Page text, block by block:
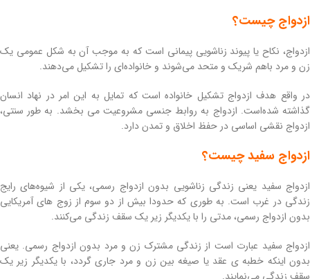
ازدواج چیست؟
ازدواج، نکاح یا پیوند زناشویی پیمانی است که به‌ موجب آن به شکل عمومی یک
زن و مرد باهم شریک و متحد می‌شوند و خانواده‌ای را تشکیل می‌دهند.
در واقع هدف ازدواج تشکیل خانواده است که تمایل به این امر در نهاد انسان
گذاشته شده‌است. ازدواج به روابط جنسی مشروعیت می بخشد. به طور سنتی،
ازدواج نقشی اساسی در حفظ اخلاق و تمدن دارد.
ازدواج سفید چیست؟
ازدواج سفید یعنی زندگی زناشویی بدون ازدواج رسمی، یکی از شیوه‌های رایج
زندگی در غرب است. به طوری که حدودا بیش از دو سوم از زوج های آمریکایی
بدون ازدواج رسمی، مدتی را با یکدیگر زیر یک سقف زندگی می‌کنند.
ازدواج سفید عبارت است از زندگی مشترک زن و مرد بدون ازدواج رسمی. یعنی
بدون اینکه خطبه ی عقد یا صیغه بین زن و مرد جاری گردد، با یکدیگر زیر یک